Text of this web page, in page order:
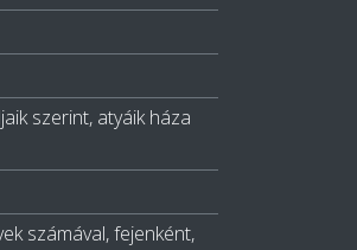
szerint, atyáik háza
számával, fejenként,